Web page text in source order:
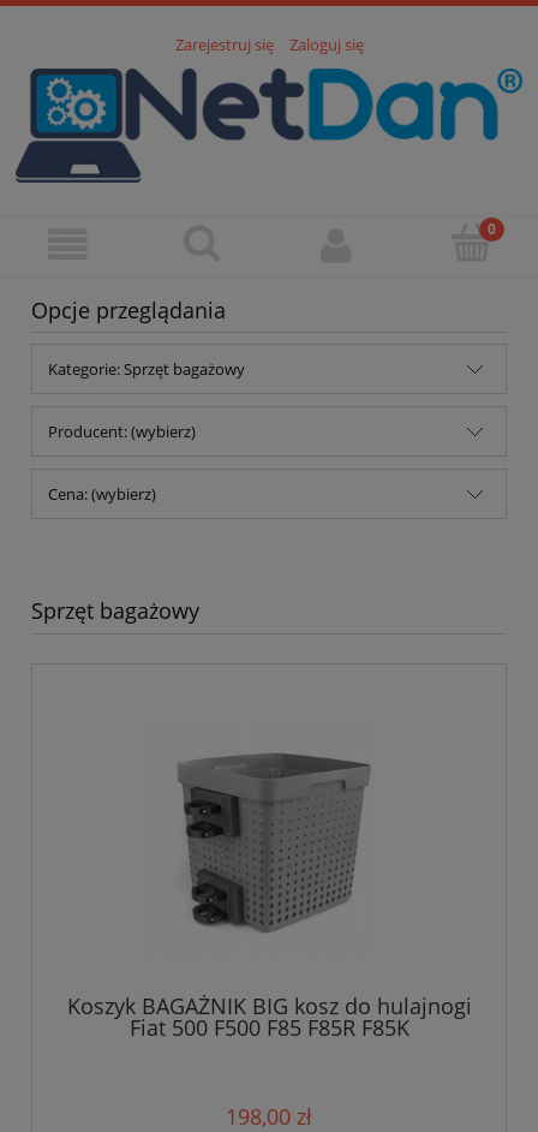
Zarejestruj się Zaloguj się
Opcje przeglądania
Kategorie: Sprzęt bagażowy
Producent: (wybierz)
Cena: (wybierz)
Sprzęt bagażowy
Koszyk BAGAŻNIK BIG kosz do hulajnogi
Fiat 500 F500 F85 F85R F85K
198,00 zł